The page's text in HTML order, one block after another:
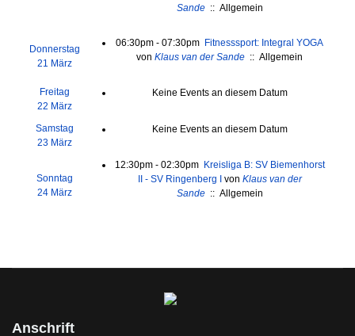
Sande:: Allgemein
Donnerstag
21 März
06:30pm - 07:30pm Fitnesssport: Integral YOGA
von Klaus van der Sande :: Allgemein
Freitag
22 März
Keine Events an diesem Datum
Samstag
23 März
Keine Events an diesem Datum
Sonntag
24 März
12:30pm - 02:30pm Kreisliga B: SV Biemenhorst
II - SV Ringenberg I
von Klaus van der
Sande:: Allgemein
Anschrift